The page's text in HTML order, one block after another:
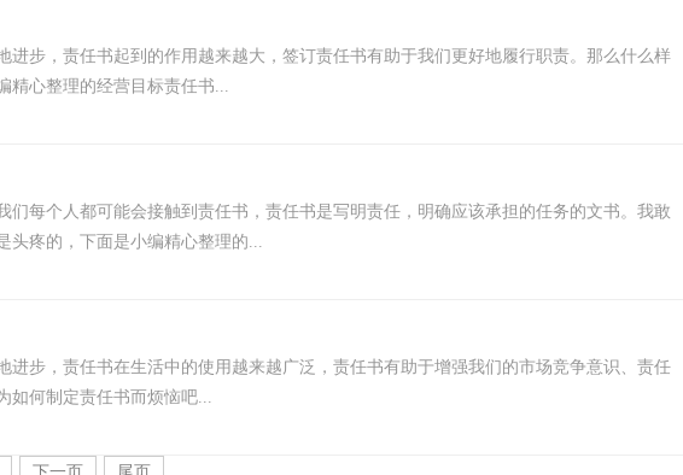
进步，责任书起到的作用越来越大，签订责任书有助于我们更好地履行职责。那么什么样
精心整理的经营目标责任书...
们每个人都可能会接触到责任书，责任书是写明责任，明确应该承担的任务的文书。我敢
头疼的，下面是小编精心整理的...
进步，责任书在生活中的使用越来越广泛，责任书有助于增强我们的市场竞争意识、责任
如何制定责任书而烦恼吧...